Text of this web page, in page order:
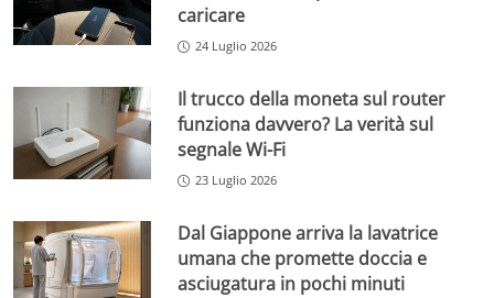
caricare
24 Luglio 2026
Il trucco della moneta sul router
funziona davvero? La verità sul
segnale Wi-Fi
23 Luglio 2026
Dal Giappone arriva la lavatrice
umana che promette doccia e
asciugatura in pochi minuti